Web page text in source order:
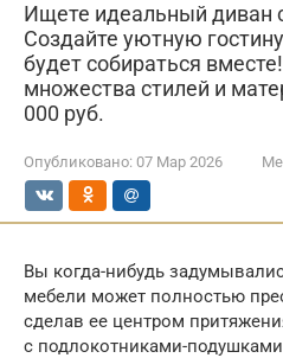
Ищете идеальный диван
Создайте уютную
будет собираться
множества стилей и
000 руб.
Опубликовано: 07 Мар 2026
Вы когда-нибудь
мебели может полностью
сделав ее центром
с подлокотниками-